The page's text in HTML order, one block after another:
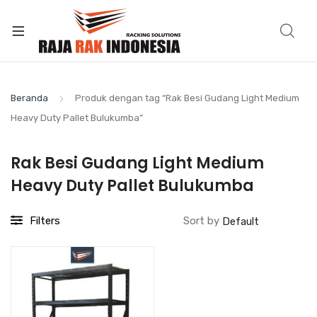
Beranda
Produk dengan tag “Rak Besi Gudang Light Medium
Heavy Duty Pallet Bulukumba”
Rak Besi Gudang Light Medium
Heavy Duty Pallet Bulukumba
Filters Sort by